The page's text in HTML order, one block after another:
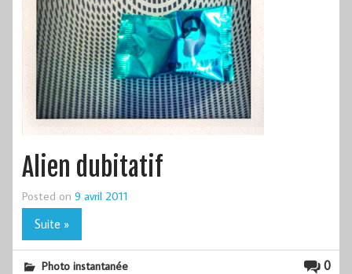
Alien dubitatif
Posted on 9 avril 2011
Suite »
0
Photo instantanée